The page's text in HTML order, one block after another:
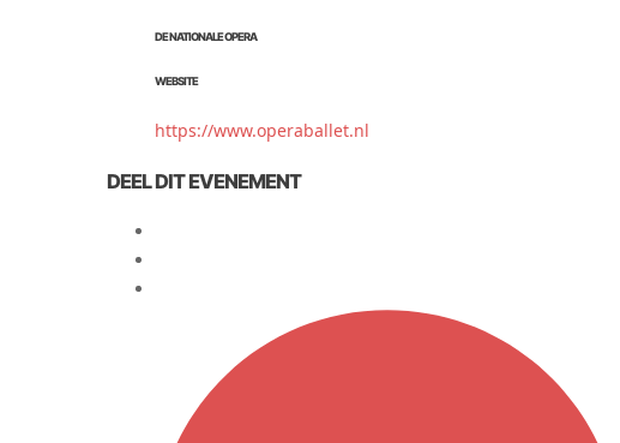
DE NATIONALE OPERA
WEBSITE
https://www.operaballet.nl
DEEL DIT EVENEMENT